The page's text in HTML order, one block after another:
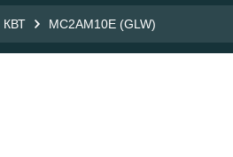
КВТ MC2AM10E (GLW)